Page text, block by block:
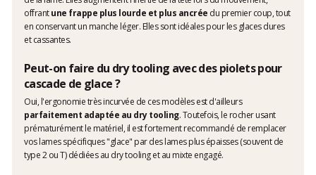
offrantune frappe plus lourde et plus ancrée du premier coup, tout
en conservant un manche léger. Elles sont idéales pour les glaces dures
et cassantes.
Peut-on faire du dry tooling avec des piolets pour
cascade de glace ?
Oui, l'ergonomie très incurvée de ces modèles est d'ailleurs
parfaitement adaptée au dry tooling. Toutefois, le rocher usant
prématurément le matériel, il est fortement recommandé de remplacer
vos lames spécifiques "glace" par des lames plus épaisses (souvent de
type 2 ou T) dédiées au dry tooling et au mixte engagé.